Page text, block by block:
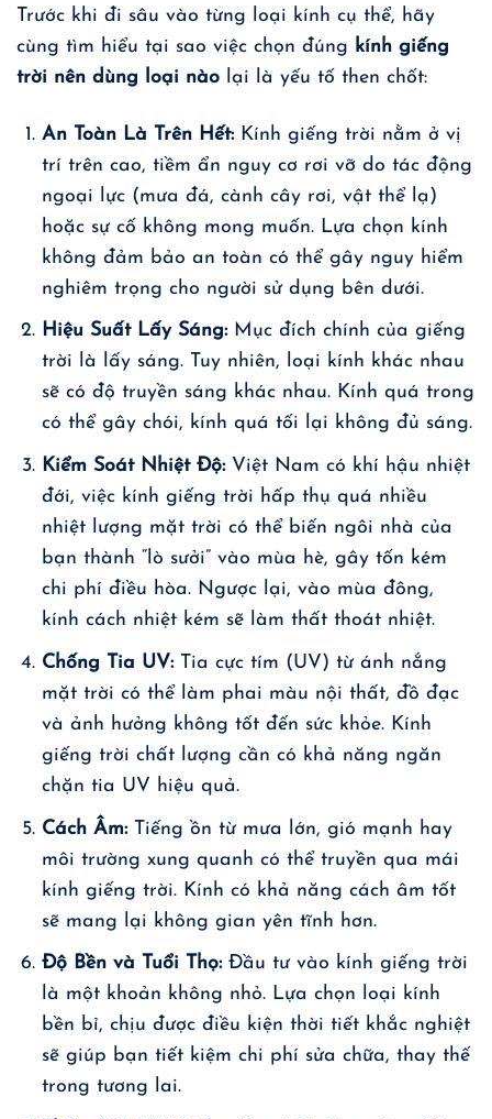
Trước khi đi sâu vào từng loại kính cụ thể, hãy
cùng tìm hiểu tại sao việc chọn đúng kính giếng
trời nên dùng loại nào lại là yếu tố then chốt:
An Toàn Là Trên Hết:Kính giếng trời nằm ở vị
trí trên cao, tiềm ẩn nguy cơ rơi vỡ do tác động
ngoại lực (mưa đá, cành cây rơi, vật thể lạ)
hoặc sự cố không mong muốn. Lựa chọn kính
không đảm bảo an toàn có thể gây nguy hiểm
nghiêm trọng cho người sử dụng bên dưới.
Hiệu Suất Lấy Sáng:Mục đích chính của giếng
trời là lấy sáng. Tuy nhiên, loại kính khác nhau
sẽ có độ truyền sáng khác nhau. Kính quá trong
có thể gây chói, kính quá tối lại không đủ sáng.
Kiểm Soát Nhiệt Độ:Việt Nam có khí hậu nhiệt
đới, việc kính giếng trời hấp thụ quá nhiều
nhiệt lượng mặt trời có thể biến ngôi nhà của
bạn thành “lò sưởi” vào mùa hè, gây tốn kém
chi phí điều hòa. Ngược lại, vào mùa đông,
kính cách nhiệt kém sẽ làm thất thoát nhiệt.
Chống Tia UV:Tia cực tím (UV) từ ánh nắng
mặt trời có thể làm phai màu nội thất, đồ đạc
và ảnh hưởng không tốt đến sức khỏe. Kính
giếng trời chất lượng cần có khả năng ngăn
chặn tia UV hiệu quả.
Cách Âm:Tiếng ồn từ mưa lớn, gió mạnh hay
môi trường xung quanh có thể truyền qua mái
kính giếng trời. Kính có khả năng cách âm tốt
sẽ mang lại không gian yên tĩnh hơn.
Độ Bền và Tuổi Thọ:Đầu tư vào kính giếng trời
là một khoản không nhỏ. Lựa chọn loại kính
bền bỉ, chịu được điều kiện thời tiết khắc nghiệt
sẽ giúp bạn tiết kiệm chi phí sửa chữa, thay thế
trong tương lai.